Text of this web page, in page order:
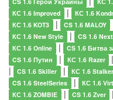
КС 1.6 Improved | КС 1.6
КС 1.6 KOT3 | CS 1.6 MALOY
КС 1.6 New Style | CS 1.6 Next
КС 1.6 Online | CS 1.6 Битва
CS 1.6 Путин | КС 1.6 Razer
| CS 1.6 Skiller | КС 1.6 Stalker
CS 1.6 SteelSeries | КС 1.6
КС 1.6 ZOMBIE | CS 1.6 Zver |